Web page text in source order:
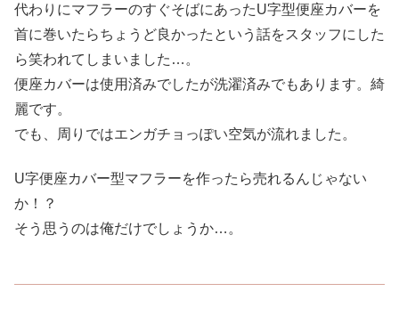
代わりにマフラーのすぐそばにあったU字型便座カバーを
首に巻いたらちょうど良かったという話をスタッフにした
ら笑われてしまいました…。
便座カバーは使用済みでしたが洗濯済みでもあります。綺
麗です。
でも、周りではエンガチョっぽい空気が流れました。
U字便座カバー型マフラーを作ったら売れるんじゃない
か！？
そう思うのは俺だけでしょうか…。